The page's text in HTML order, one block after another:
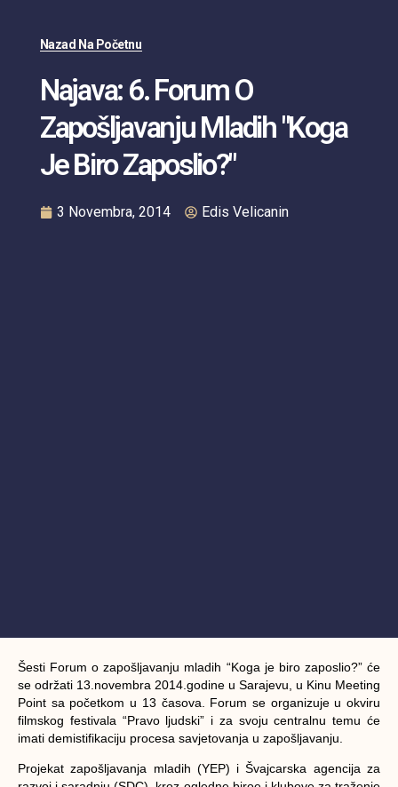
Nazad Na Početnu
Najava: 6. Forum O
Zapošljavanju Mladih "Koga
Je Biro Zaposlio?"
3 Novembra, 2014 Edis Velicanin
Šesti Forum o zapošljavanju mladih “Koga je biro zaposlio?” će
se održati 13.novembra 2014.godine u Sarajevu, u Kinu Meeting
Point sa početkom u 13 časova. Forum se organizuje u okviru
filmskog festivala “Pravo ljudski” i za svoju centralnu temu će
imati demistifikaciju procesa savjetovanja u zapošljavanju.
Projekat zapošljavanja mladih (YEP) i Švajcarska agencija za